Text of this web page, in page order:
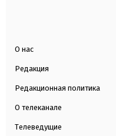
О нас
Редакция
Редакционная политика
О телеканале
Телеведущие